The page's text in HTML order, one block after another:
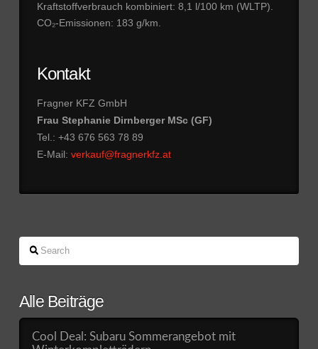
Kraftstoffverbrauch kombiniert: 8,1 l/100 km (WLTP).
CO₂-Emissionen: 183 g/km.
Kontakt
Fragner KFZ GmbH
Frau Stephanie Dirnberger MSc (GF)
Tel.: +43 676 563 78 89
E-Mail: verkauf@fragnerkfz.at
Search
Alle Beiträge
Cool Deal: Subaru Sommerangebot mit